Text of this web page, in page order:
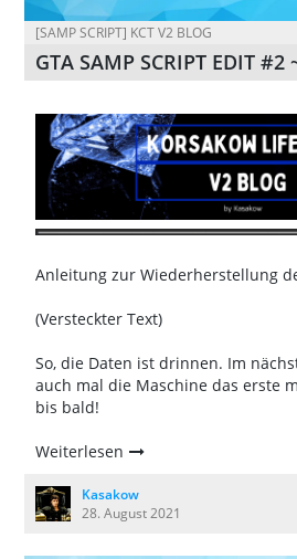
[SAMP SCRIPT] KCT V2 BLOG
GTA SAMP SCRIPT EDIT #2
Anleitung zur Wiederherstellung
(Versteckter Text)
So, die Daten ist drinnen. Im
auch mal die Maschine das erste
bis bald!
Weiterlesen
Kasakow
28. August 2021